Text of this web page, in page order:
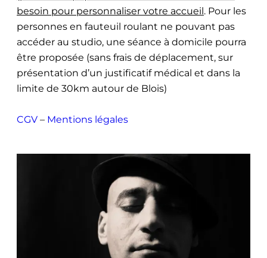
besoin pour personnaliser votre accueil. Pour les
personnes en fauteuil roulant ne pouvant pas
accéder au studio, une séance à domicile pourra
être proposée (sans frais de déplacement, sur
présentation d’un justificatif médical et dans la
limite de 30km autour de Blois)
CGV – Mentions légales